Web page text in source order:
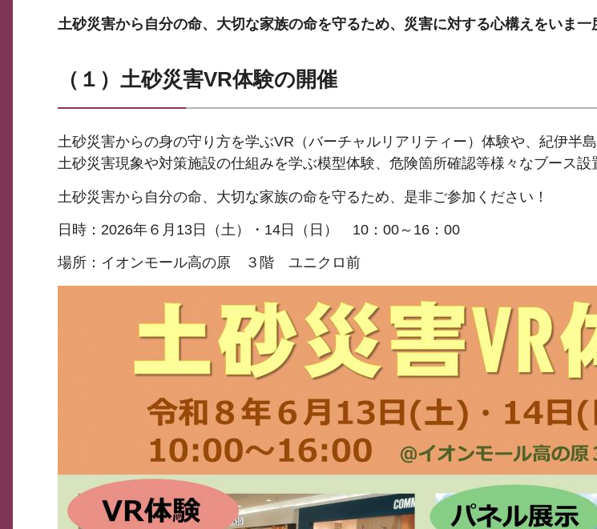
土砂災害から自分の命、大切な家族の命を守るため、災害に対する心構えをいま一
（１）土砂災害VR体験の開催
土砂災害からの身の守り方を学ぶVR（バーチャルリアリティー）体験や、紀伊半
土砂災害現象や対策施設の仕組みを学ぶ模型体験、危険箇所確認等様々なブース設
土砂災害から自分の命、大切な家族の命を守るため、是非ご参加ください！
日時：2026年６月13日（土）・14日（日） 10：00～16：00
場所：イオンモール高の原 ３階 ユニクロ前